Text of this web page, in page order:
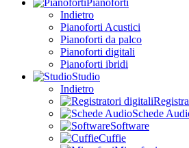
Indietro
Pianoforti Acustici
Pianoforti da palco
Pianoforti digitali
Pianoforti ibridi
Studio
Indietro
Schede
Software
Cuffie